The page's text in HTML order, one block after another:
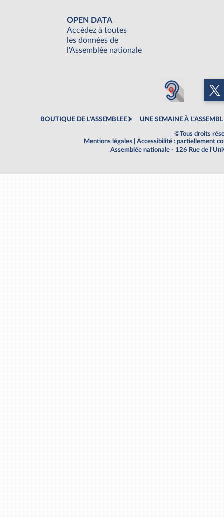
OPEN DATA
Accédez à toutes
les données de
l'Assemblée nationale
BOUTIQUE DE L'ASSEMBLEE UNE SEMAINE À
©Tous droits
Mentions légales
Accessibilité : partiellement
Assemblée nationale - 126 Rue de